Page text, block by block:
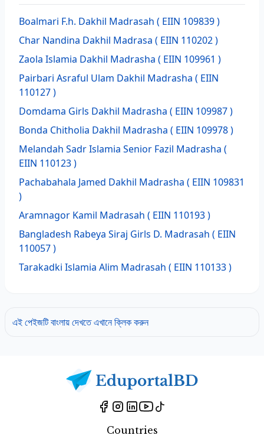
Boalmari F.h. Dakhil Madrasah ( EIIN 109839 )
Char Nandina Dakhil Madrasa ( EIIN 110202 )
Zaola Islamia Dakhil Madrasha ( EIIN 109961 )
Pairbari Asraful Ulam Dakhil Madrasha ( EIIN
110127 )
Domdama Girls Dakhil Madrasha ( EIIN 109987 )
Bonda Chitholia Dakhil Madrasha ( EIIN 109978 )
Melandah Sadr Islamia Senior Fazil Madrasha (
EIIN 110123 )
Pachabahala Jamed Dakhil Madrasha ( EIIN 109831
)
Aramnagor Kamil Madrasah ( EIIN 110193 )
Bangladesh Rabeya Siraj Girls D. Madrasah ( EIIN
110057 )
Tarakadki Islamia Alim Madrasah ( EIIN 110133 )
এই পেইজটি বাংলায় দেখতে এখানে ক্লিক করুন
Countries